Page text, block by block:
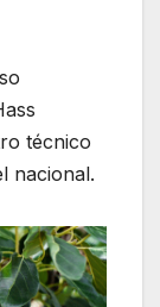
técnico
nacional.